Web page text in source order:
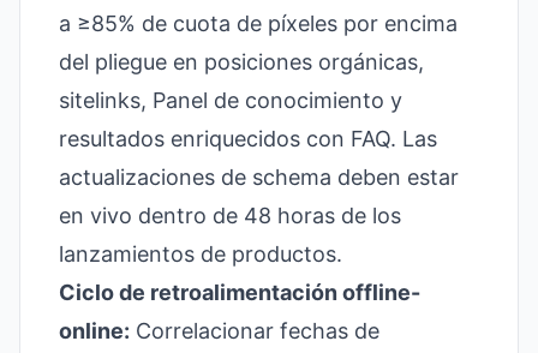
a ≥85% de cuota de píxeles por encima
del pliegue en posiciones orgánicas,
sitelinks, Panel de conocimiento y
resultados enriquecidos con FAQ. Las
actualizaciones de schema deben estar
en vivo dentro de 48 horas de los
lanzamientos de productos.
Ciclo de retroalimentación offline-
online: Correlacionar fechas de